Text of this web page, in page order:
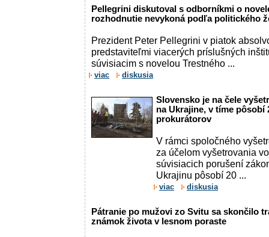
Pellegrini diskutoval s odborníkmi o
rozhodnutie nevykoná podľa politického
Prezident Peter Pellegrini v piatok
predstaviteľmi viacerých príslušných
súvisiacim s novelou Trestného ...
viac diskusia
Slovensko je na čele
na Ukrajine, v tíme pôsobí
prokurátorov
V rámci spoločného
za účelom vyšetrovania
súvisiacich porušení
Ukrajinu pôsobí 20 ...
viac diskusia
Pátranie po mužovi zo Svitu sa skončilo
známok života v lesnom poraste